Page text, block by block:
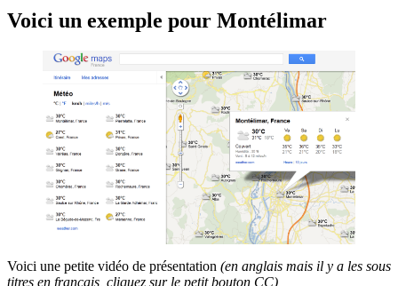
Voici un exemple pour Montélimar
Voici une petite vidéo de présentation (en anglais mais il y a les sous
titres en français, cliquez sur le petit bouton CC)